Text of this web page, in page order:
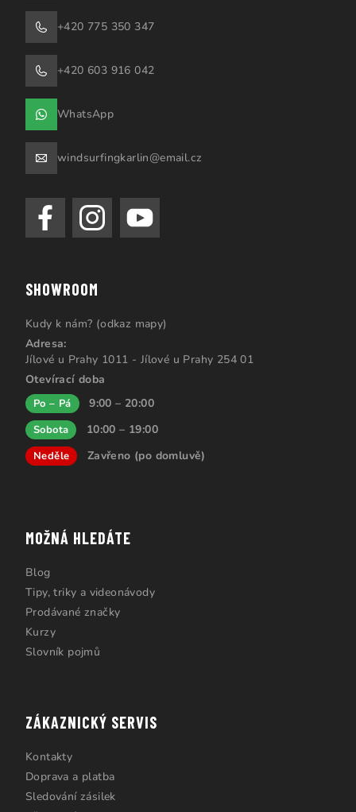
+420 775 350 347
+420 603 916 042
WhatsApp
windsurfingkarlin@email.cz
SHOWROOM
Kudy k nám? (odkaz mapy)
Adresa:
Jílové u Prahy 1011 - Jílové u Prahy 254 01
Otevírací doba
Po – Pá 9:00 – 20:00
Sobota 10:00 – 19:00
Neděle Zavřeno (po domluvě)
MOŽNÁ HLEDÁTE
Blog
Tipy, triky a videonávody
Prodávané značky
Kurzy
Slovník pojmů
ZÁKAZNICKÝ SERVIS
Kontakty
Doprava a platba
Sledování zásilek